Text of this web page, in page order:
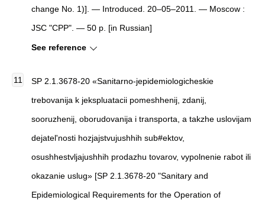
change No. 1)]. — Introduced. 20–05–2011. — Moscow :
JSC "CPP". — 50 p. [in Russian]
See reference
SP 2.1.3678-20 «Sanitarno-jepidemiologicheskie
trebovanija k jekspluatacii pomeshhenij, zdanij,
sooruzhenij, oborudovanija i transporta, a takzhe uslovijam
dejatel'nosti hozjajstvujushhih sub#ektov,
osushhestvljajushhih prodazhu tovarov, vypolnenie rabot ili
okazanie uslug» [SP 2.1.3678-20 "Sanitary and
Epidemiological Requirements for the Operation of